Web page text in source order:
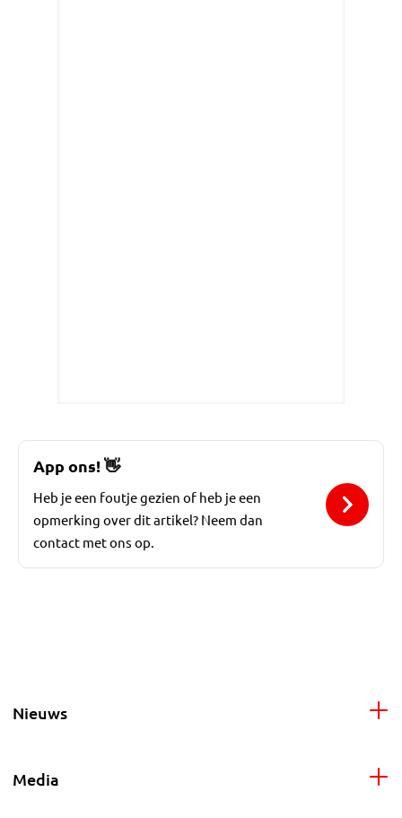
App ons!👋
Heb je een foutje gezien of heb je een
opmerking over dit artikel? Neem dan
contact met ons op.
Nieuws
Media